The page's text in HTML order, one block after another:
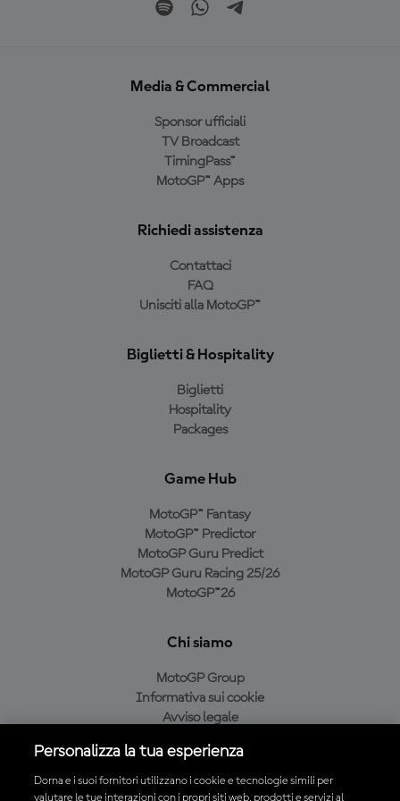
Media & Commercial
Sponsor ufficiali
TV Broadcast
TimingPass™
MotoGP™ Apps
Richiedi assistenza
Contattaci
FAQ
Unisciti alla MotoGP™
Biglietti & Hospitality
Biglietti
Hospitality
Packages
Game Hub
MotoGP™ Fantasy
MotoGP™ Predictor
MotoGP Guru Predict
MotoGP Guru Racing 25/26
MotoGP™26
Chi siamo
MotoGP Group
Informativa sui cookie
Avviso legale
Condizioni di acquisto
Personalizza la tua esperienza
Dorna e i suoi fornitori utilizzano i cookie e tecnologie simili per
valutare le tue interazioni con i propri siti web, prodotti e servizi al